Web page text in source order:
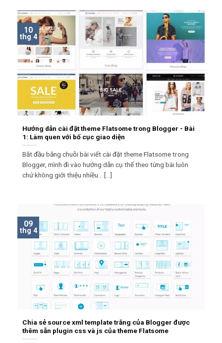
Hướng dẫn cài đặt theme Flatsome trong Blogger - Bài
1: Làm quen với bố cục giao diện
Bắt đầu bằng chuỗi bài viết cài đặt theme Flatsome trong
Blogger, mình đi vào hướng dẫn cụ thể theo từng bài luôn
chứ không giới thiệu nhiều... [...]
10
thg 4
Chia sẻ source xml template trắng của Blogger được
thêm sẵn plugin css và js của theme Flatsome
09
thg 4